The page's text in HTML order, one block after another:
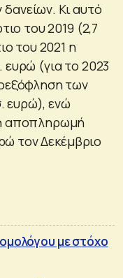
Κι αυτό
του 2019 (2,7
του 2021 η
(για το 2023
των
ευρώ), ενώ
αποπληρωμή
τον Δεκέμβριο
με στόχο